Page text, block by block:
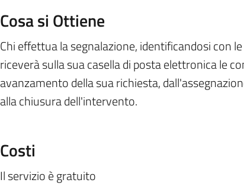
Cosa si Ottiene
Chi effettua la segnalazione, identificandosi con
riceverà sulla sua casella di posta elettronica le
avanzamento della sua richiesta,
alla chiusura dell'intervento.
Costi
Il servizio è gratuito